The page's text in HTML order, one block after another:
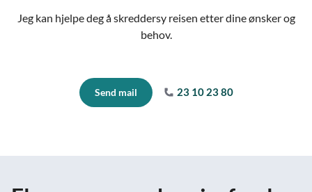
Jeg kan hjelpe deg å skreddersy reisen etter dine ønsker og
behov.
Send mail 23 10 23 80